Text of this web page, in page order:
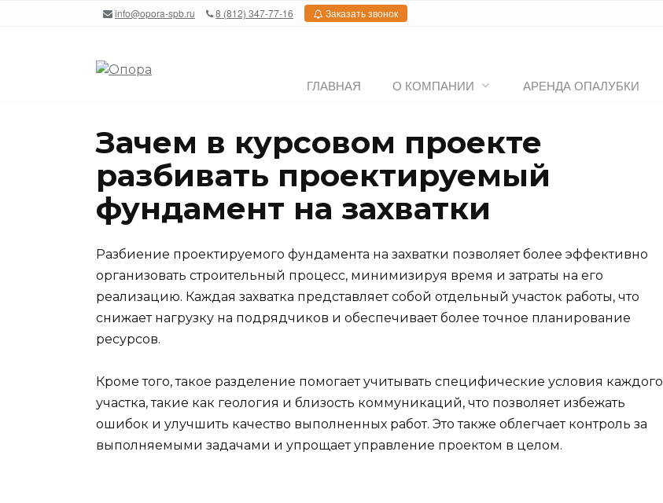
info@opora-spb.ru 8 (812) 347-77-16 Заказать звонок
ГЛАВНАЯ О КОМПАНИИ АРЕНДА ОПАЛУБКИ
Зачем в курсовом проекте
разбивать проектируемый
фундамент на захватки
Разбиение проектируемого фундамента на захватки позволяет более эффективно
организовать строительный процесс, минимизируя время и затраты на его
реализацию. Каждая захватка представляет собой отдельный участок работы, что
снижает нагрузку на подрядчиков и обеспечивает более точное планирование
ресурсов.
Кроме того, такое разделение помогает учитывать специфические условия каждого
участка, такие как геология и близость коммуникаций, что позволяет избежать
ошибок и улучшить качество выполненных работ. Это также облегчает контроль за
выполняемыми задачами и упрощает управление проектом в целом.